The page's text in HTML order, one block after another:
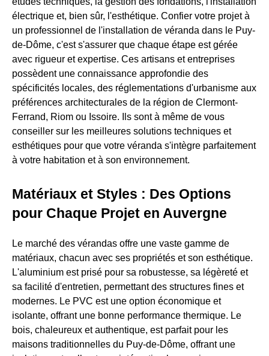
électrique et, bien sûr, l'esthétique. Confier votre projet à
un professionnel de l'installation de véranda dans le Puy-
de-Dôme, c'est s'assurer que chaque étape est gérée
avec rigueur et expertise. Ces artisans et entreprises
possèdent une connaissance approfondie des
spécificités locales, des réglementations d'urbanisme aux
préférences architecturales de la région de Clermont-
Ferrand, Riom ou Issoire. Ils sont à même de vous
conseiller sur les meilleures solutions techniques et
esthétiques pour que votre véranda s'intègre parfaitement
à votre habitation et à son environnement.
Matériaux et Styles : Des Options
pour Chaque Projet en Auvergne
Le marché des vérandas offre une vaste gamme de
matériaux, chacun avec ses propriétés et son esthétique.
L'aluminium est prisé pour sa robustesse, sa légèreté et
sa facilité d'entretien, permettant des structures fines et
modernes. Le PVC est une option économique et
isolante, offrant une bonne performance thermique. Le
bois, chaleureux et authentique, est parfait pour les
maisons traditionnelles du Puy-de-Dôme, offrant une